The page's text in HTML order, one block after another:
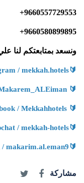
+9660557729553
+9660580899895
ونسعد بمتابعتكم لنا
🔰
/ mekkah.hotels
🔰
🔰
🔰
/ mekkah-hotels
🔰
makarim.al.eman9
مشاركة